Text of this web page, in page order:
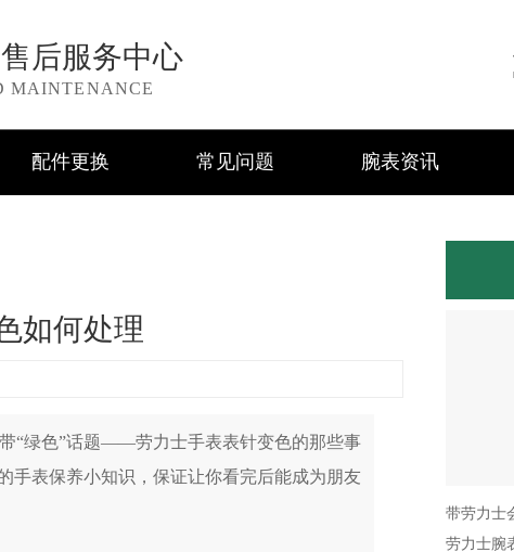
后服务中心
MAINTENANCE
配件更换 常见问题 腕表资讯
如何处理
“绿色”话题——劳力士手表表针变色的那些事
手表保养小知识，保证让你看完后能成为朋友
带劳力士
劳力士腕